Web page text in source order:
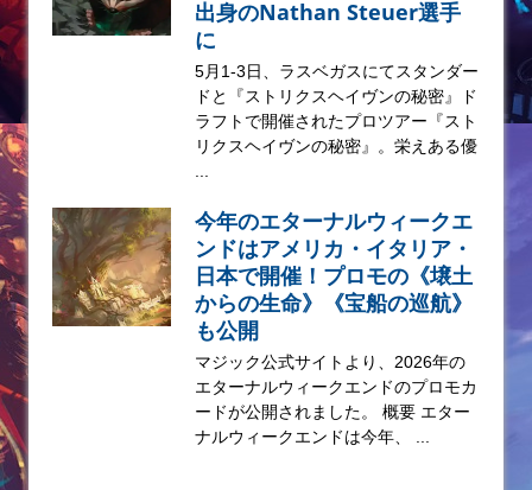
出身のNathan Steuer選手
に
5月1-3日、ラスベガスにてスタンダー
ドと『ストリクスヘイヴンの秘密』ド
ラフトで開催されたプロツアー『スト
リクスヘイヴンの秘密』。栄えある優
今年のエターナルウィークエ
ンドはアメリカ・イタリア・
日本で開催！プロモの《壌土
からの生命》《宝船の巡航》
も公開
マジック公式サイトより、2026年の
エターナルウィークエンドのプロモカ
ードが公開されました。 概要 エター
ナルウィークエンドは今年、 ...